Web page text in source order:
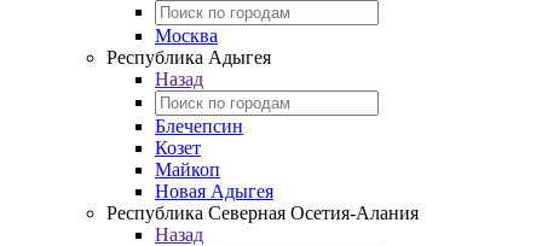
Москва
Республика Адыгея
Назад
Блечепсин
Козет
Майкоп
Новая Адыгея
Республика Северная Осетия-Алания
Назад